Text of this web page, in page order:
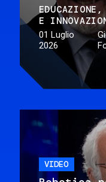
EDUCAZIONE
E
01 Luglio
2026
VIDEO